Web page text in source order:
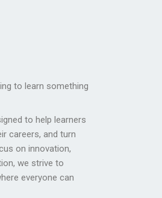
to learn something